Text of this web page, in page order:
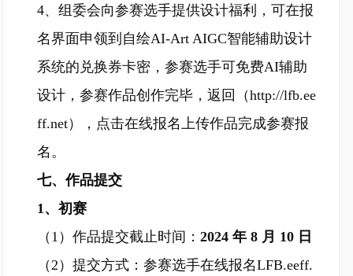
4、组委会向参赛选手提供设计福利，可在报
名界面申领到自绘AI-Art AIGC智能辅助设计
系统的兑换券卡密，参赛选手可免费AI辅助
设计，参赛作品创作完毕，返回（http://lfb.ee
ff.net），点击在线报名上传作品完成参赛报
名。
七、作品提交
1、初赛
（1）作品提交截止时间： 2024 年 8 月 10 日
（2）提交方式：参赛选手在线报名LFB.eeff.